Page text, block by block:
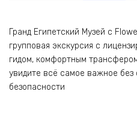
Гранд Египетский Музей с
групповая экскурсия с
гидом, комфортным
увидите всё самое важное
безопасности